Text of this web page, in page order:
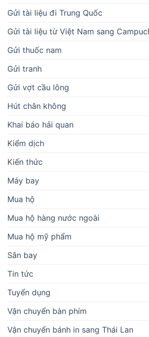
Gửi tài liệu đi Trung Quốc
Gửi tài liệu từ Việt Nam sang
Gửi thuốc nam
Gửi tranh
Gửi vợt cầu lông
Hút chân không
Khai báo hải quan
Kiểm dịch
Kiến thức
Máy bay
Mua hộ
Mua hộ hàng nước ngoài
Mua hộ mỹ phẩm
Sân bay
Tin tức
Tuyển dụng
Vận chuyển bàn phím
Vận chuyển bánh in sang Thái Lan